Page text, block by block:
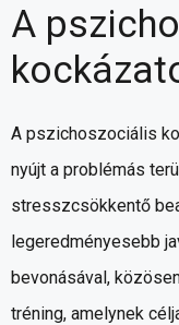
A
A pszichoszociális
nyújt a problémás
stresszcsökkentő
legeredményesebb
bevonásával,
tréning, amelynek